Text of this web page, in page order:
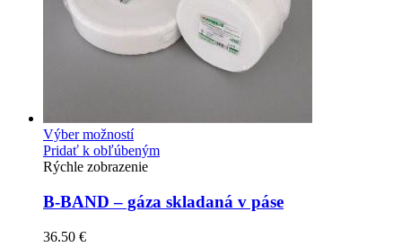
Výber možností
Pridať k obľúbeným
Rýchle zobrazenie
B-BAND – gáza skladaná v páse
36.50 €